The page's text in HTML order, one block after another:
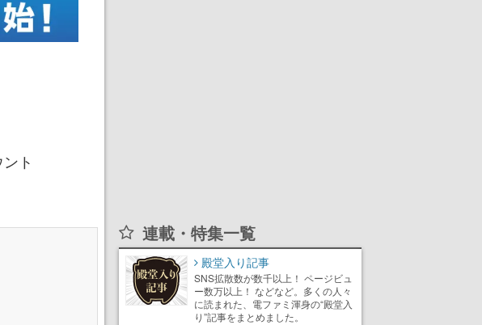
ト
連載・特集一覧
殿堂入り記事
SNS拡散数が数千以上！ ページビュ
ー数万以上！ などなど。多くの人々
に読まれた、電ファミ渾身の“殿堂入
り”記事をまとめました。